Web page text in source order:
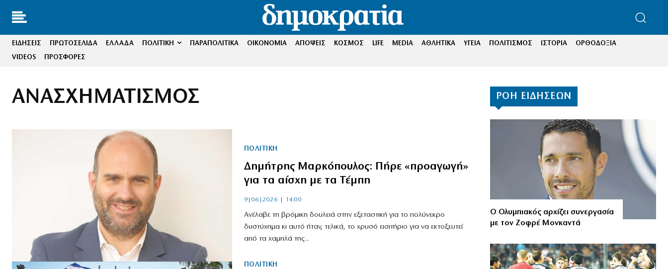
ΕΙΔΗΣΕΙΣ ΠΡΩΤΟΣΕΛΙΔΑ ΕΛΛΑΔΑ ΠΟΛΙΤΙΚΗ ΠΑΡΑΠΟΛΙΤΙΚΑ ΟΙΚΟΝΟΜΙΑ ΑΠΟΨΕΙΣ ΚΟΣΜΟΣ LIFE MEDIA ΑΘΛΗΤΙΚΑ ΥΓΕΙΑ ΠΟΛΙΤΙΣΜΟΣ ΙΣΤΟΡΙΑ
ΟΡΘΟΔΟΞΙΑ
VIDEOS
ΠΡΟΣΦΟΡΕΣ
ΑΝΑΣΧΗΜΑΤΙΣΜΟΣ
ΠΟΛΙΤΙΚΗ
Δημήτρης Μαρκόπουλος: Πήρε «προαγωγή»
για τα αίσχη με τα Τέμπη
9|06|2026 | 14:00
Aνέλαβε τη βρόμικη δουλειά στην εξεταστική για το πολύνεκρο
δυστύχημα κι αυτό ήταν, τελικά, το χρυσό εισιτήριο για να εκτοξευτεί
από τα χαμηλά της...
ΠΟΛΙΤΙΚΗ
ΡΟΗ ΕΙΔΗΣΕΩΝ
Ο Ολυμπιακός αρχίζει συνεργασία
με τον Ζοφρέ Μονκαντά